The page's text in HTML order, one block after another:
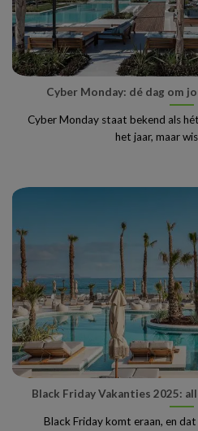
Cyber Monday: dé dag om
Cyber Monday staat bekend als
het jaar, maar
Black Friday Vakanties 2025:
Black Friday komt eraan, en